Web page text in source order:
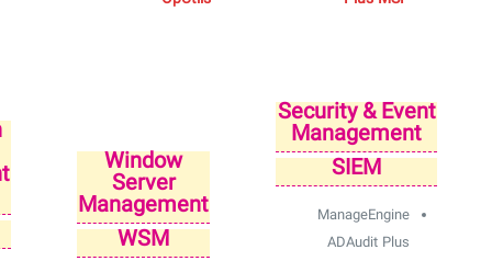
Security & Event
Management
SIEM
ManageEngine
ADAudit Plus
Window
Server
Management
WSM